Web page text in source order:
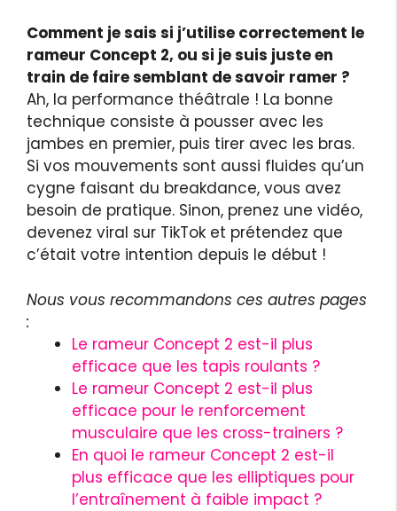
Comment je sais si j’utilise correctement le
rameur Concept 2, ou si je suis juste en
train de faire semblant de savoir ramer ?
Ah, la performance théâtrale ! La bonne
technique consiste à pousser avec les
jambes en premier, puis tirer avec les bras.
Si vos mouvements sont aussi fluides qu’un
cygne faisant du breakdance, vous avez
besoin de pratique. Sinon, prenez une vidéo,
devenez viral sur TikTok et prétendez que
c’était votre intention depuis le début !
Nous vous recommandons ces autres pages
:
Le rameur Concept 2 est-il plus
efficace que les tapis roulants ?
Le rameur Concept 2 est-il plus
efficace pour le renforcement
musculaire que les cross-trainers ?
En quoi le rameur Concept 2 est-il
plus efficace que les elliptiques pour
l’entraînement à faible impact ?